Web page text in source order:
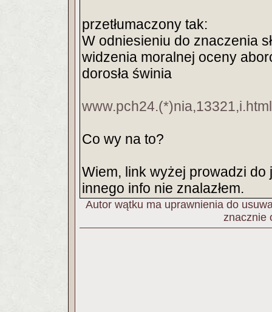
przetłumaczony tak:
W odniesieniu do znaczenia
widzenia moralnej oceny
dorosła świnia
Co wy na to?
Wiem, link wyżej prowadzi
innego info nie znalazłem.
Autor wątku ma uprawnienia do
znacznie